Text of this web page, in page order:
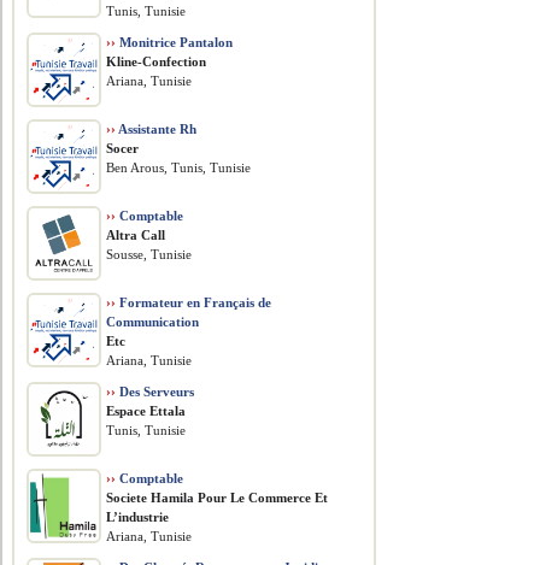
Tunis, Tunisie
›› Monitrice Pantalon
Kline-Confection
Ariana, Tunisie
›› Assistante Rh
Socer
Ben Arous, Tunis, Tunisie
›› Comptable
Altra Call
Sousse, Tunisie
›› Formateur en Français de
Communication
Etc
Ariana, Tunisie
›› Des Serveurs
Espace Ettala
Tunis, Tunisie
›› Comptable
Societe Hamila Pour Le Commerce Et
L’industrie
Ariana, Tunisie